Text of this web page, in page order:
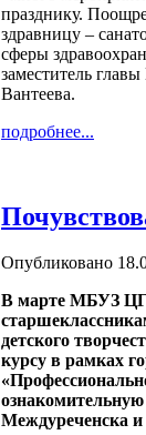
празднику.
здравницу –
сферы
заместитель
Вантеева.
подробнее...
Опубликовано
В марте МБУЗ
детского
курсу в рамках
Междуреченска и